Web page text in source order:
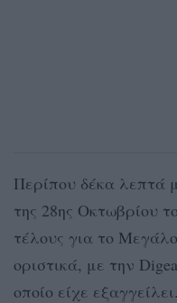
Περίπου δέκα λεπτά
της 28ης Οκτωβρίου
τέλους για το
οριστικά, με την
οποίο είχε εξαγγείλει.